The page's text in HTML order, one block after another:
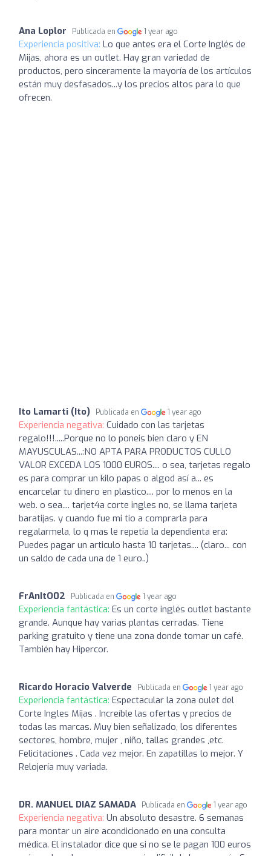
Ana Loplor Publicada en 1 year ago
Experiencia positiva: Lo que antes era el Corte Inglés de
Mijas, ahora es un outlet. Hay gran variedad de
productos, pero sinceramente la mayoría de los artículos
están muy desfasados...y los precios altos para lo que
ofrecen.
Ito Lamarti (Ito) Publicada en 1 year ago
Experiencia negativa: Cuidado con las tarjetas
regalo!!!.....Porque no lo poneis bien claro y EN
MAYUSCULAS...:NO APTA PARA PRODUCTOS CULLO
VALOR EXCEDA LOS 1000 EUROS.... o sea, tarjetas regalo
es para comprar un kilo papas o algod así a... es
encarcelar tu dinero en plastico.... por lo menos en la
web. o sea.... tarjet4a corte ingles no, se llama tarjeta
baratijas. y cuando fue mi tio a comprarla para
regalarmela, lo q mas le repetia la dependienta era:
Puedes pagar un articulo hasta 10 tarjetas.... (claro... con
un saldo de cada una de 1 euro..)
FrAnItO02 Publicada en 1 year ago
Experiencia fantástica: Es un corte inglés outlet bastante
grande. Aunque hay varias plantas cerradas. Tiene
parking gratuito y tiene una zona donde tomar un café.
También hay Hipercor.
Ricardo Horacio Valverde Publicada en 1 year ago
Experiencia fantástica: Espectacular la zona oulet del
Corte Ingles Mijas . Increíble las ofertas y precios de
todas las marcas. Muy bien señalizado, los diferentes
sectores, hombre, mujer , niño, tallas grandes ,etc.
Felicitaciones . Cada vez mejor. En zapatillas lo mejor. Y
Relojería muy variada.
DR. MANUEL DIAZ SAMADA Publicada en 1 year ago
Experiencia negativa: Un absoluto desastre. 6 semanas
para montar un aire acondicionado en una consulta
médica. El instalador dice que si no se le pagan 100 euros